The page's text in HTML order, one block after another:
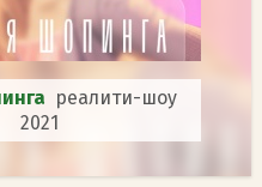
реалити-шоу
2021